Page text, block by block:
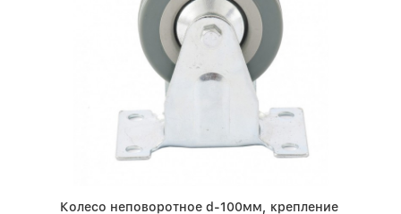
Колесо неповоротное d-100мм, крепление